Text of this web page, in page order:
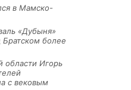
в Мамско-
«Дубыня»
Братском более
области Игорь
с вековым